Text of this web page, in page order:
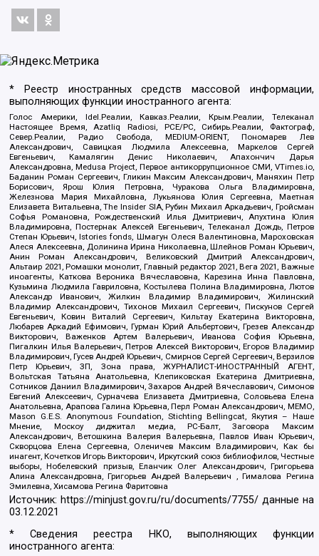
* Реестр иностранных средств массовой информации,
выполняющих функции иностранного агента:
Голос Америки, Idel.Реалии, Кавказ.Реалии, Крым.Реалии, Телеканал
Настоящее Время, Azatliq Radiosi, PCE/PC, Сибирь.Реалии, Фактограф,
Север.Реалии, Радио Свобода, MEDIUM-ORIENT, Пономарев Лев
Александрович, Савицкая Людмила Алексеевна, Маркелов Сергей
Евгеньевич, Камалягин Денис Николаевич, Апахончич Дарья
Александровна, Medusa Project, Первое антикоррупционное СМИ, VTimes.io,
Баданин Роман Сергеевич, Гликин Максим Александрович, Маняхин Петр
Борисович, Ярош Юлия Петровна, Чуракова Ольга Владимировна,
Железнова Мария Михайловна, Лукьянова Юлия Сергеевна, Маетная
Елизавета Витальевна, The Insider SIA, Рубин Михаил Аркадьевич, Гройсман
Софья Романовна, Рождественский Илья Дмитриевич, Апухтина Юлия
Владимировна, Постернак Алексей Евгеньевич, Телеканал Дождь, Петров
Степан Юрьевич, Istories fonds, Шмагун Олеся Валентиновна, Мароховская
Алеся Алексеевна, Долинина Ирина Николаевна, Шлейнов Роман Юрьевич,
Анин Роман Александрович, Великовский Дмитрий Александрович,
Альтаир 2021, Ромашки монолит, Главный редактор 2021, Вега 2021, Важные
иноагенты, Каткова Вероника Вячеславовна, Карезина Инна Павловна,
Кузьмина Людмила Гавриловна, Костылева Полина Владимировна, Лютов
Александр Иванович, Жилкин Владимир Владимирович, Жилинский
Владимир Александрович, Тихонов Михаил Сергеевич, Пискунов Сергей
Евгеньевич, Ковин Виталий Сергеевич, Кильтау Екатерина Викторовна,
Любарев Аркадий Ефимович, Гурман Юрий Альбертович, Грезев Александр
Викторович, Важенков Артем Валерьевич, Иванова София Юрьевна,
Пигалкин Илья Валерьевич, Петров Алексей Викторович, Егоров Владимир
Владимирович, Гусев Андрей Юрьевич, Смирнов Сергей Сергеевич, Верзилов
Петр Юрьевич, ЗП, Зона права, ЖУРНАЛИСТ-ИНОСТРАННЫЙ АГЕНТ,
Вольтская Татьяна Анатольевна, Клепиковская Екатерина Дмитриевна,
Сотников Даниил Владимирович, Захаров Андрей Вячеславович, Симонов
Евгений Алексеевич, Сурначева Елизавета Дмитриевна, Соловьева Елена
Анатольевна, Арапова Галина Юрьевна, Перл Роман Александрович, МЕМО,
Mason G.E.S. Anonymous Foundation, Stichting Bellingcat, Якутия – Наше
Мнение, Москоу диджитал медиа, РС-Балт, Заговора Максим
Александрович, Ветошкина Валерия Валерьевна, Павлов Иван Юрьевич,
Скворцова Елена Сергеевна, Оленичев Максим Владимирович, Как бы
инагент, Кочетков Игорь Викторович, Иркутский союз библиофилов, Честные
выборы, Нобелевский призыв, Еланчик Олег Александрович, Григорьева
Алина Александровна, Григорьев Андрей Валерьевич , Гималова Регина
Эмилевна, Хисамова Регина Фаритовна
Источник: https://minjust.gov.ru/ru/documents/7755/ данные на
03.12.2021
* Сведения реестра НКО, выполняющих функции
иностранного агента: